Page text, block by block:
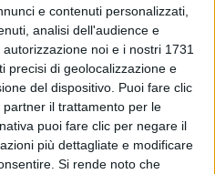
e contenuti personalizzati,
analisi dell'audience e
noi e i nostri 1731
precisi di geolocalizzazione e
del dispositivo. Puoi fare clic
il trattamento per le
puoi fare clic per negare il
più dettagliate e modificare
Si rende noto che
Achille Lauro e
con il primo singolo
a scaldare i giorni di
vocalità di Annalisa e la
di Achille Lauro e la sua